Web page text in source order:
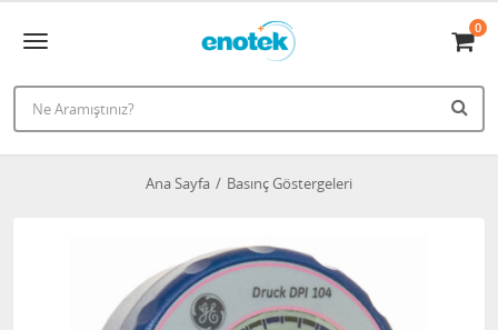
0
Ana Sayfa Basınç Göstergeleri